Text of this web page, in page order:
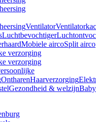
Ventilator
Luchtbevochtiger
Mobiele aircoSplit airco
verzorging
verzorging
OntharenHaarverzorging
Gezondheid & welzijn